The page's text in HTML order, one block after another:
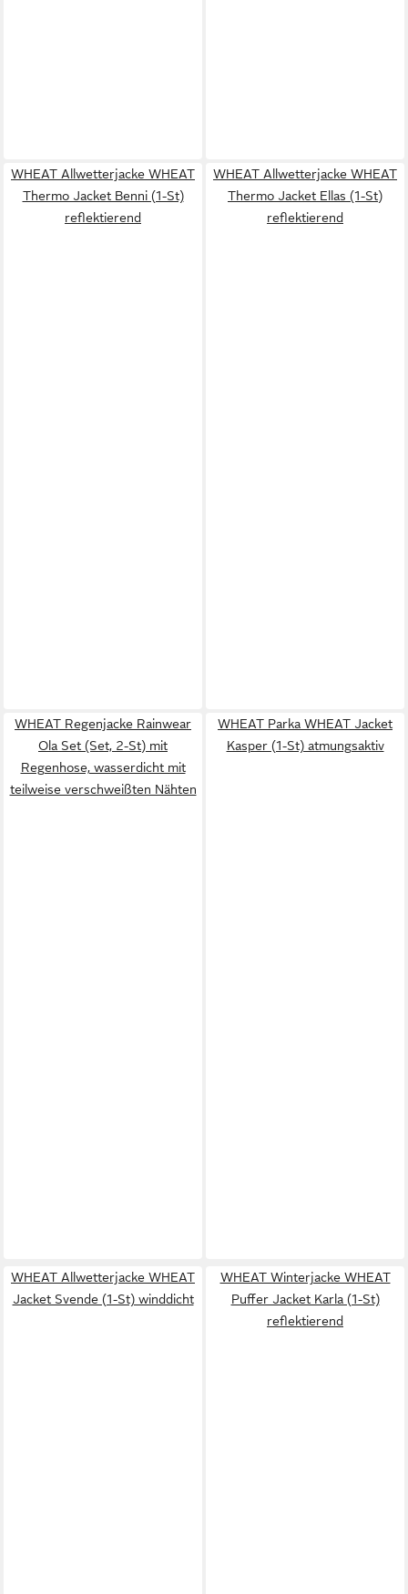
WHEAT Allwetterjacke WHEAT
Thermo Jacket Benni (1-St)
reflektierend
WHEAT Allwetterjacke WHEAT
Thermo Jacket Ellas (1-St)
reflektierend
WHEAT Regenjacke Rainwear
Ola Set (Set, 2-St) mit
Regenhose, wasserdicht mit
teilweise verschweißten Nähten
WHEAT Parka WHEAT Jacket
Kasper (1-St) atmungsaktiv
WHEAT Allwetterjacke WHEAT
Jacket Svende (1-St) winddicht
WHEAT Winterjacke WHEAT
Puffer Jacket Karla (1-St)
reflektierend